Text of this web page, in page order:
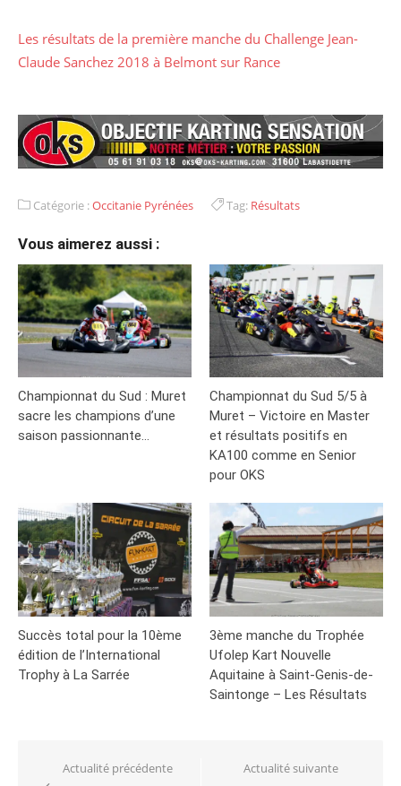
Les résultats de la première manche du Challenge Jean-
Claude Sanchez 2018 à Belmont sur Rance
Catégorie :Occitanie Pyrénées Tag: Résultats
Vous aimerez aussi :
Championnat du Sud : Muret
sacre les champions d’une
saison passionnante…
Championnat du Sud 5/5 à
Muret – Victoire en Master
et résultats positifs en
KA100 comme en Senior
pour OKS
Succès total pour la 10ème
édition de l’International
Trophy à La Sarrée
3ème manche du Trophée
Ufolep Kart Nouvelle
Aquitaine à Saint-Genis-de-
Saintonge – Les Résultats
Navigation
Actualité précédente Actualité suivante